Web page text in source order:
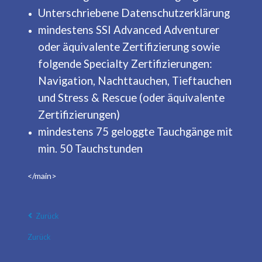
Unterschriebene Datenschutzerklärung
mindestens SSI Advanced Adventurer
oder äquivalente Zertifizierung sowie
folgende Specialty Zertifizierungen:
Navigation, Nachttauchen, Tieftauchen
und Stress & Rescue (oder äquivalente
Zertifizierungen)
mindestens 75 geloggte Tauchgänge mit
min. 50 Tauchstunden
</main>
Zurück
Zurück